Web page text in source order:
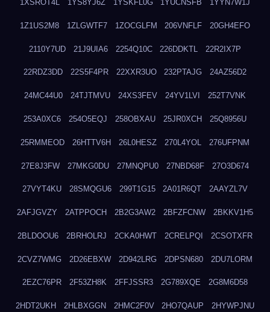
1XSROT4L 1YS8YJ6Z 1YSKFL0G 1YUCNSFB 1YYN7W1J
1Z1US2M8 1ZLGWTF7 1ZOCGLFM 206VNFLF 20GH4EFO
2110Y7UD 21J9UIA6 2254Q10C 226DDKTL 22R2IX7P
22RDZ3DD 22S5F4PR 22XXR3UO 232PTAJG 24AZ56D2
24MC44U0 24TJTMVU 24XS3FEV 24YV1LVI 252T7VNK
253A0XC6 254O5EQJ 258OBXAU 25JR0XCH 25Q8956U
25RMMEOD 26HTTV6H 26L0HESZ 270L4YOL 276UFPNM
27E8J3FW 27MKG0DU 27MNQPU0 27NBD68F 27O3D674
27VYT4KU 28SMQGU6 299T1G15 2A01R6QT 2AAYZL7V
2AFJGVZY 2ATPPOCH 2B2G3AW2 2BFZFCNW 2BKKV1H5
2BLDOOU6 2BRHOLRJ 2CKA0HWT 2CRELPQI 2CSOTXFR
2CVZ7WMG 2D26EBXW 2D942LRG 2DPSN680 2DU7LORM
2EZC76PR 2F53ZH8K 2FFJSSR3 2G789XQE 2G8M6D58
2HDT2UKH 2HLBXGGN 2HMC2F0V 2HO7QAUP 2HYWPJNU